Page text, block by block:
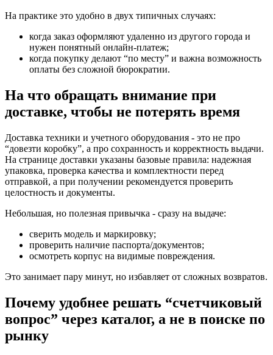
На практике это удобно в двух типичных случаях:
когда заказ оформляют удаленно из другого города и
нужен понятный онлайн-платеж;
когда покупку делают “по месту” и важна возможность
оплаты без сложной бюрократии.
На что обращать внимание при
доставке, чтобы не потерять время
Доставка техники и учетного оборудования - это не про
“довезти коробку”, а про сохранность и корректность выдачи.
На странице доставки указаны базовые правила: надежная
упаковка, проверка качества и комплектности перед
отправкой, а при получении рекомендуется проверить
целостность и документы.
Небольшая, но полезная привычка - сразу на выдаче:
сверить модель и маркировку;
проверить наличие паспорта/документов;
осмотреть корпус на видимые повреждения.
Это занимает пару минут, но избавляет от сложных возвратов.
Почему удобнее решать “счетчиковый
вопрос” через каталог, а не в поиске по
рынку